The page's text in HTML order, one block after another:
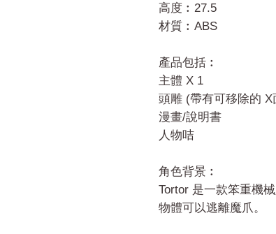
高度︰27.5
材質︰ABS
產品包括︰
主體 X 1
頭雕 (帶有可移除的 X
漫畫/說明書
人物咭
角色背景︰
Tortor 是一款笨重機
物體可以逃離魔爪。